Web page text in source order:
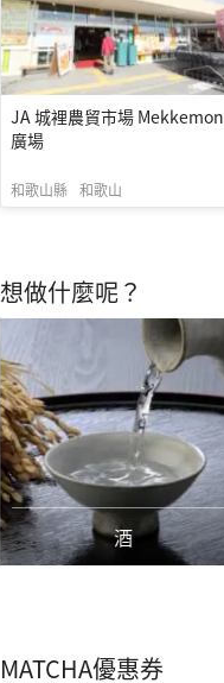
JA 城裡農貿市場 Mekkemon
廣場
和歌山縣 和歌山
想做什麼呢？
酒
MATCHA優惠券